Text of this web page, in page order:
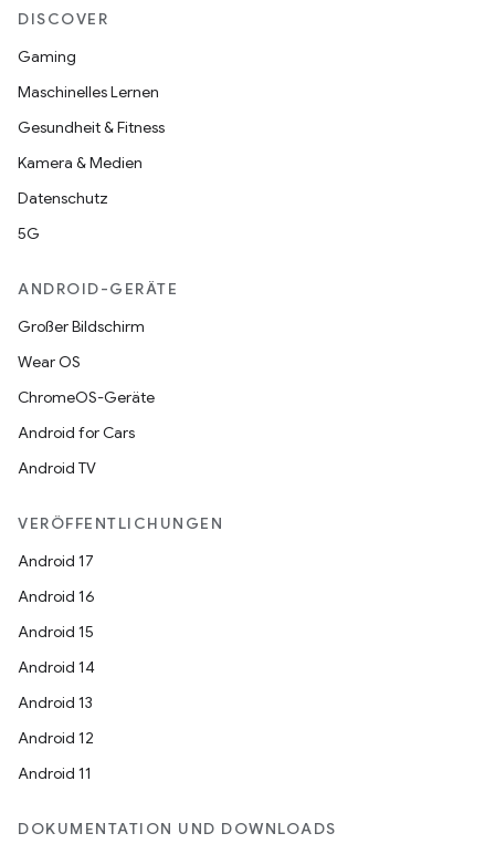
DISCOVER
Gaming
Maschinelles Lernen
Gesundheit & Fitness
Kamera & Medien
Datenschutz
5G
ANDROID-GERÄTE
Großer Bildschirm
Wear OS
ChromeOS-Geräte
Android for Cars
Android TV
VERÖFFENTLICHUNGEN
Android 17
Android 16
Android 15
Android 14
Android 13
Android 12
Android 11
DOKUMENTATION UND DOWNLOADS